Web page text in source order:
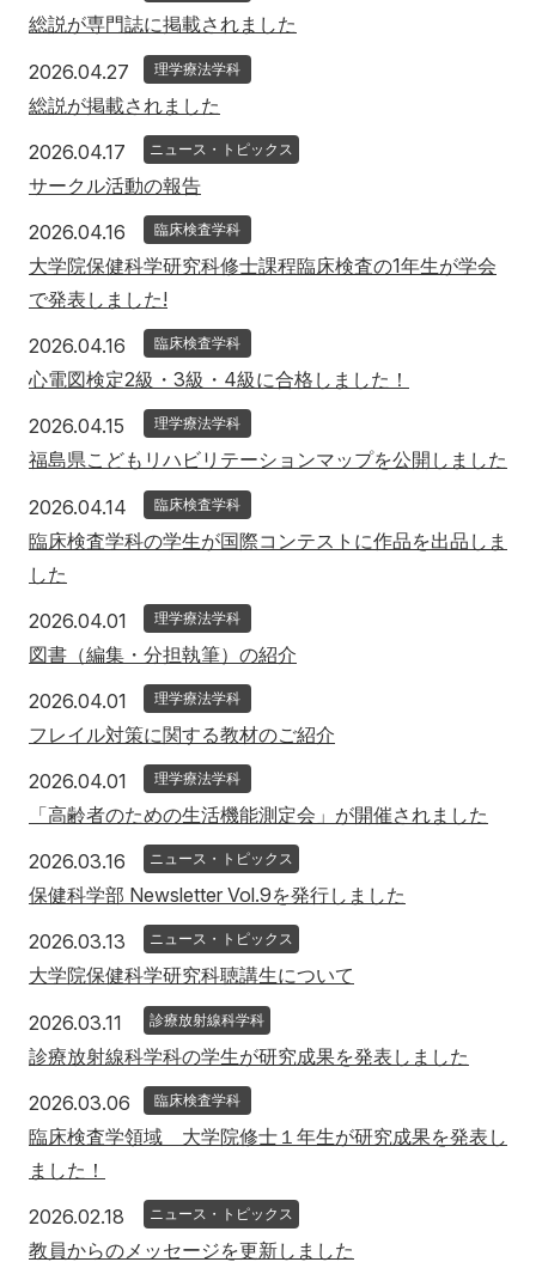
総説が専門誌に掲載されました
2026.04.27 2026年4月27日
理学療法学科
総説が掲載されました
2026.04.17 2026年4月17日
ニュース・トピックス
サークル活動の報告
2026.04.16 2026年4月16日
臨床検査学科
大学院保健科学研究科修士課程臨床検査の1年生が学会
で発表しました!
2026.04.16 2026年4月16日
臨床検査学科
心電図検定2級・3級・4級に合格しました！
2026.04.15 2026年4月15日
理学療法学科
福島県こどもリハビリテーションマップを公開しました
2026.04.14 2026年4月14日
臨床検査学科
臨床検査学科の学生が国際コンテストに作品を出品しま
した
2026.04.01 2026年4月1日
理学療法学科
図書（編集・分担執筆）の紹介
2026.04.01 2026年4月1日
理学療法学科
フレイル対策に関する教材のご紹介
2026.04.01 2026年4月1日
理学療法学科
「高齢者のための生活機能測定会」が開催されました
2026.03.16 2026年3月16日
ニュース・トピックス
保健科学部 Newsletter Vol.9を発行しました
2026.03.13 2026年3月13日
ニュース・トピックス
大学院保健科学研究科聴講生について
2026.03.11 2026年3月11日
診療放射線科学科
診療放射線科学科の学生が研究成果を発表しました
2026.03.06 2026年3月6日
臨床検査学科
臨床検査学領域 大学院修士１年生が研究成果を発表し
ました！
2026.02.18 2026年2月18日
ニュース・トピックス
教員からのメッセージを更新しました